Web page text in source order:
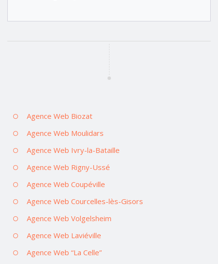
Agence Web Biozat
Agence Web Moulidars
Agence Web Ivry-la-Bataille
Agence Web Rigny-Ussé
Agence Web Coupéville
Agence Web Courcelles-lès-Gisors
Agence Web Volgelsheim
Agence Web Laviéville
Agence Web “La Celle”